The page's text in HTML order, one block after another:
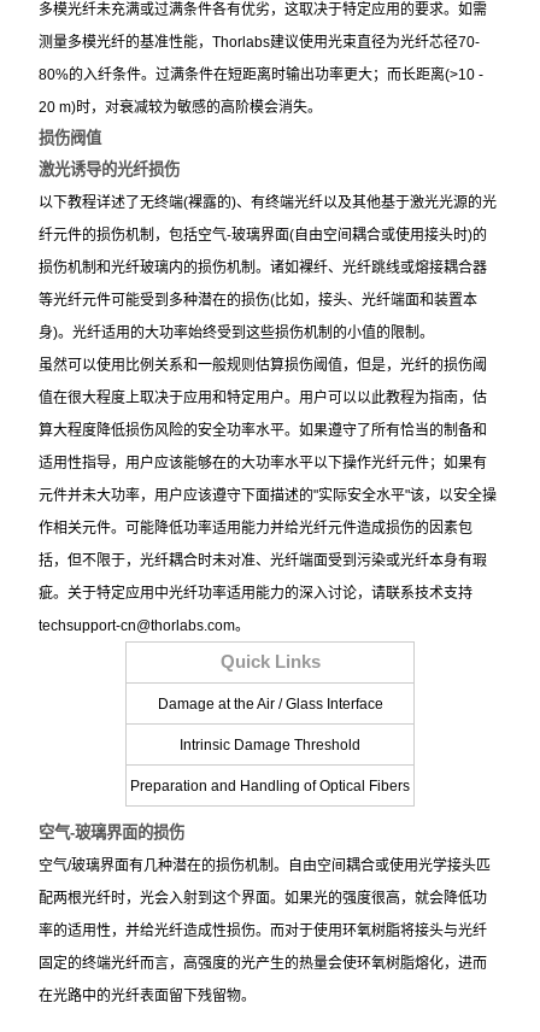
多模光纤未充满或过满条件各有优劣，这取决于特定应用的要求。如需
测量多模光纤的基准性能，Thorlabs建议使用光束直径为光纤芯径70-
80%的入纤条件。过满条件在短距离时输出功率更大；而长距离(>10 -
20 m)时，对衰减较为敏感的高阶模会消失。
损伤阀值
激光诱导的光纤损伤
以下教程详述了无终端(裸露的)、有终端光纤以及其他基于激光光源的光
纤元件的损伤机制，包括空气-玻璃界面(自由空间耦合或使用接头时)的
损伤机制和光纤玻璃内的损伤机制。诸如裸纤、光纤跳线或熔接耦合器
等光纤元件可能受到多种潜在的损伤(比如，接头、光纤端面和装置本
身)。光纤适用的大功率始终受到这些损伤机制的小值的限制。
虽然可以使用比例关系和一般规则估算损伤阈值，但是，光纤的损伤阈
值在很大程度上取决于应用和特定用户。用户可以以此教程为指南，估
算大程度降低损伤风险的安全功率水平。如果遵守了所有恰当的制备和
适用性指导，用户应该能够在的大功率水平以下操作光纤元件；如果有
元件并未大功率，用户应该遵守下面描述的"实际安全水平"该，以安全操
作相关元件。可能降低功率适用能力并给光纤元件造成损伤的因素包
括，但不限于，光纤耦合时未对准、光纤端面受到污染或光纤本身有瑕
疵。关于特定应用中光纤功率适用能力的深入讨论，请联系技术支持
techsupport-cn@thorlabs.com。
Quick Links
Damage at the Air / Glass Interface
Intrinsic Damage Threshold
Preparation and Handling of Optical Fibers
空气-玻璃界面的损伤
空气/玻璃界面有几种潜在的损伤机制。自由空间耦合或使用光学接头匹
配两根光纤时，光会入射到这个界面。如果光的强度很高，就会降低功
率的适用性，并给光纤造成性损伤。而对于使用环氧树脂将接头与光纤
固定的终端光纤而言，高强度的光产生的热量会使环氧树脂熔化，进而
在光路中的光纤表面留下残留物。